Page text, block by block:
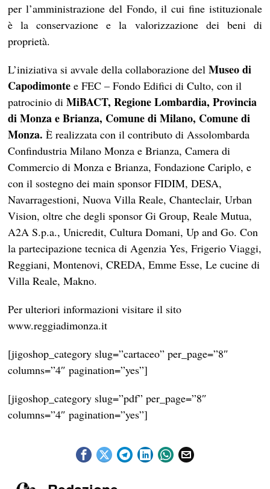
per l’amministrazione del Fondo, il cui fine istituzionale
è la conservazione e la valorizzazione dei beni di
proprietà.
L’iniziativa si avvale della collaborazione delMuseo di
Capodimonte e FEC – Fondo Edifici di Culto, con il
patrocinio diMiBACT, Regione Lombardia, Provincia
di Monza e Brianza, Comune di Milano, Comune di
Monza. È realizzata con il contributo di Assolombarda
Confindustria Milano Monza e Brianza, Camera di
Commercio di Monza e Brianza, Fondazione Cariplo, e
con il sostegno dei main sponsor FIDIM, DESA,
Navarragestioni, Nuova Villa Reale, Chanteclair, Urban
Vision, oltre che degli sponsor Gi Group, Reale Mutua,
A2A S.p.a., Unicredit, Cultura Domani, Up and Go. Con
la partecipazione tecnica di Agenzia Yes, Frigerio Viaggi,
Reggiani, Montenovi, CREDA, Emme Esse, Le cucine di
Villa Reale, Makno.
Per ulteriori informazioni visitare il sito
www.reggiadimonza.it
[jigoshop_category slug=”cartaceo” per_page=”8″
columns=”4″ pagination=”yes”]
[jigoshop_category slug=”pdf” per_page=”8″
columns=”4″ pagination=”yes”]